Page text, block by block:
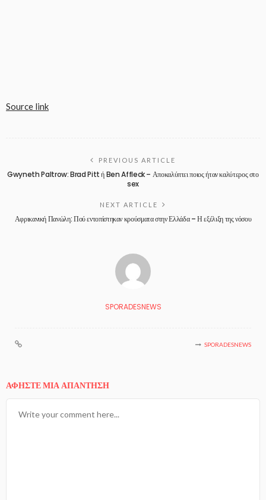
Source link
PREVIOUS ARTICLE
Gwyneth Paltrow: Brad Pitt ή Ben Affleck – Αποκαλύπτει ποιος ήταν καλύτερος στο
sex
NEXT ARTICLE
Αφρικανική Πανώλη: Πού εντοπίστηκαν κρούσματα στην Ελλάδα – Η εξέλιξη της νόσου
SPORADESNEWS
SPORADESNEWS
ΑΦΉΣΤΕ ΜΙΑ ΑΠΆΝΤΗΣΗ